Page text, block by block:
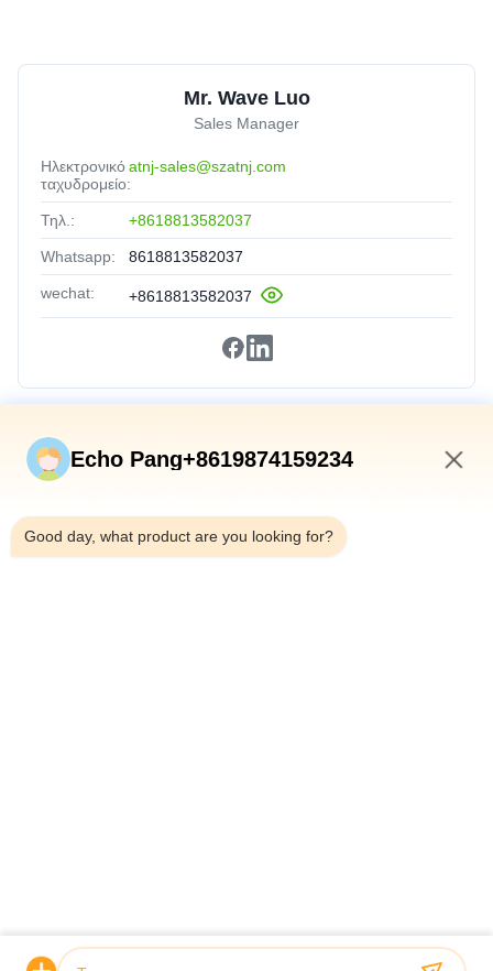
Mr. Wave Luo
Sales Manager
Ηλεκτρονικό
ταχυδρομείο:
atnj-sales@szatnj.com
Τηλ.: +8618813582037
Whatsapp: 8618813582037
wechat: +8618813582037
Γρήγορες Συνδέσεις
Προϊόντα
Σχετικά Με Εμάς
© 2026 Shenzhen Atnj Communication Technology Co., Ltd.. All Rights
Echo Pang+8619874159234
Good day, what product are you looking for?